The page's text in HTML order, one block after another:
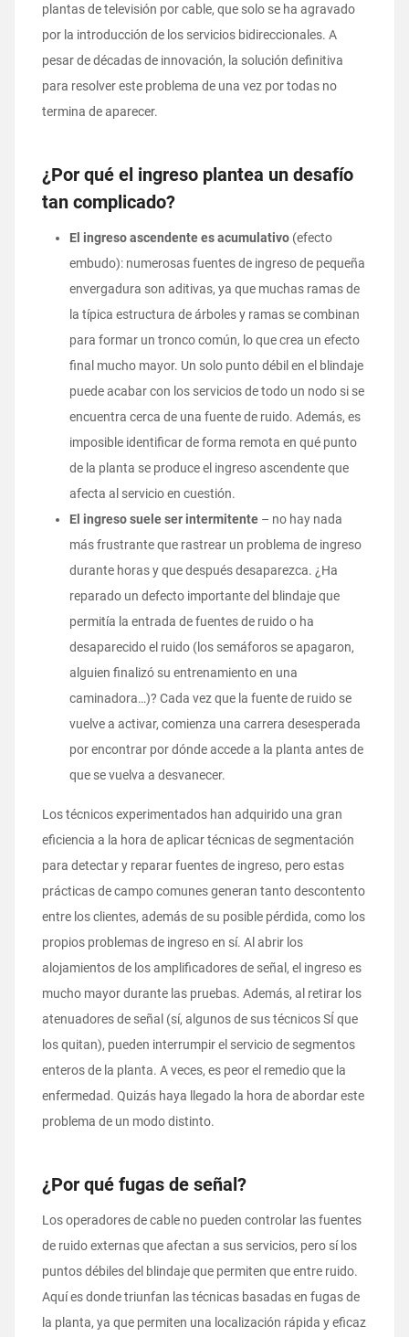
plantas de televisión por cable, que solo se ha agravado
por la introducción de los servicios bidireccionales. A
pesar de décadas de innovación, la solución definitiva
para resolver este problema de una vez por todas no
termina de aparecer.
¿Por qué el ingreso plantea un desafío
tan complicado?
El ingreso ascendente es acumulativo (efecto
embudo): numerosas fuentes de ingreso de pequeña
envergadura son aditivas, ya que muchas ramas de
la típica estructura de árboles y ramas se combinan
para formar un tronco común, lo que crea un efecto
final mucho mayor. Un solo punto débil en el blindaje
puede acabar con los servicios de todo un nodo si se
encuentra cerca de una fuente de ruido. Además, es
imposible identificar de forma remota en qué punto
de la planta se produce el ingreso ascendente que
afecta al servicio en cuestión.
El ingreso suele ser intermitente – no hay nada
más frustrante que rastrear un problema de ingreso
durante horas y que después desaparezca. ¿Ha
reparado un defecto importante del blindaje que
permitía la entrada de fuentes de ruido o ha
desaparecido el ruido (los semáforos se apagaron,
alguien finalizó su entrenamiento en una
caminadora…)? Cada vez que la fuente de ruido se
vuelve a activar, comienza una carrera desesperada
por encontrar por dónde accede a la planta antes de
que se vuelva a desvanecer.
Los técnicos experimentados han adquirido una gran
eficiencia a la hora de aplicar técnicas de segmentación
para detectar y reparar fuentes de ingreso, pero estas
prácticas de campo comunes generan tanto descontento
entre los clientes, además de su posible pérdida, como los
propios problemas de ingreso en sí. Al abrir los
alojamientos de los amplificadores de señal, el ingreso es
mucho mayor durante las pruebas. Además, al retirar los
atenuadores de señal (sí, algunos de sus técnicos SÍ que
los quitan), pueden interrumpir el servicio de segmentos
enteros de la planta. A veces, es peor el remedio que la
enfermedad. Quizás haya llegado la hora de abordar este
problema de un modo distinto.
¿Por qué fugas de señal?
Los operadores de cable no pueden controlar las fuentes
de ruido externas que afectan a sus servicios, pero sí los
puntos débiles del blindaje que permiten que entre ruido.
Aquí es donde triunfan las técnicas basadas en fugas de
la planta, ya que permiten una localización rápida y eficaz